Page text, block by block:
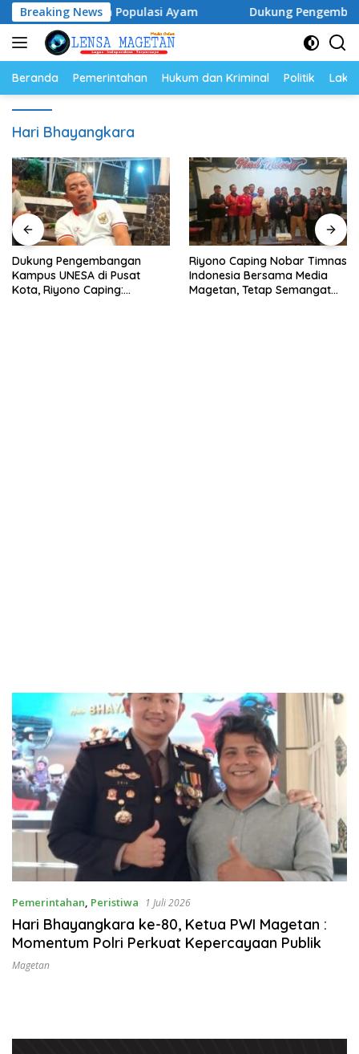
Langsung
ke
konten
Breaking News
dan Populasi Ayam Dukung Pengembangan
Beranda Pemerintahan Hukum dan Kriminal Politik
Hari Bhayangkara
Dukung Pengembangan
Kampus UNESA di Pusat
Kota, Riyono Caping:
Riyono Caping Nobar Timnas
Indonesia Bersama Media
Magetan, Tetap Semangat
Pemerintahan, Peristiwa 1 Juli 2026
Hari Bhayangkara ke-80, Ketua PWI Magetan :
Momentum Polri Perkuat Kepercayaan Publik
Magetan